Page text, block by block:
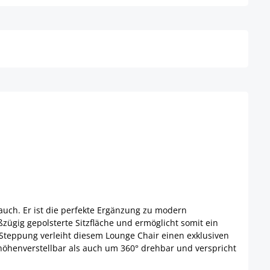
Er ist die perfekte Ergänzung zu modern
gepolsterte Sitzfläche und ermöglicht somit ein
verleiht diesem Lounge Chair einen exklusiven
als auch um 360° drehbar und verspricht